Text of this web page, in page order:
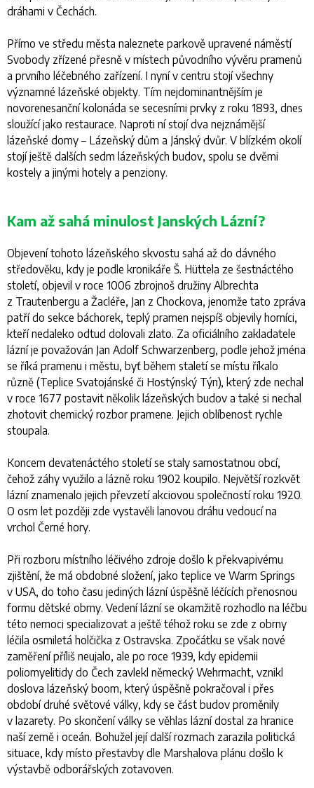
dráhami v Čechách.
Přímo ve středu města naleznete parkově upravené náměstí
Svobody zřízené přesně v místech původního vývěru pramenů
a prvního léčebného zařízení. I nyní v centru stojí všechny
významné lázeňské objekty. Tím nejdominantnějším je
novorenesanční kolonáda se secesními prvky z roku 1893, dnes
sloužící jako restaurace. Naproti ní stojí dva nejznámější
lázeňské domy – Lázeňský dům a Jánský dvůr. V blízkém okolí
stojí ještě dalších sedm lázeňských budov, spolu se dvěmi
kostely a jinými hotely a penziony.
Kam až sahá minulost Janských Lázní?
Objevení tohoto lázeňského skvostu sahá až do dávného
středověku, kdy je podle kronikáře Š. Hüttela ze šestnáctého
století, objevil v roce 1006 zbrojnoš družiny Albrechta
z Trautenbergu a Žacléře, Jan z Chockova, jenomže tato zpráva
patří do sekce báchorek, teplý pramen nejspíš objevily horníci,
kteří nedaleko odtud dolovali zlato. Za oficiálního zakladatele
lázní je považován Jan Adolf Schwarzenberg, podle jehož jména
se říká pramenu i městu, byť během staletí se místu říkalo
různě (Teplice Svatojánské či Hostýnský Týn), který zde nechal
v roce 1677 postavit několik lázeňských budov a také si nechal
zhotovit chemický rozbor pramene. Jejich oblíbenost rychle
stoupala.
Koncem devatenáctého století se staly samostatnou obcí,
čehož záhy využilo a lázně roku 1902 koupilo. Největší rozkvět
lázní znamenalo jejich převzetí akciovou společností roku 1920.
O osm let později zde vystavěli lanovou dráhu vedoucí na
vrchol Černé hory.
Při rozboru místního léčivého zdroje došlo k překvapivému
zjištění, že má obdobné složení, jako teplice ve Warm Springs
v USA, do toho času jediných lázní úspěšně léčících přenosnou
formu dětské obrny. Vedení lázní se okamžitě rozhodlo na léčbu
této nemoci specializovat a ještě téhož roku se zde z obrny
léčila osmiletá holčička z Ostravska. Zpočátku se však nové
zaměření příliš neujalo, ale po roce 1939, kdy epidemii
poliomyelitidy do Čech zavlekl německý Wehrmacht, vznikl
doslova lázeňský boom, který úspěšně pokračoval i přes
období druhé světové války, kdy se část budov proměnily
v lazarety. Po skončení války se věhlas lázní dostal za hranice
naší země i oceán. Bohužel její další rozmach zarazila politická
situace, kdy místo přestavby dle Marshalova plánu došlo k
výstavbě odborářských zotavoven.